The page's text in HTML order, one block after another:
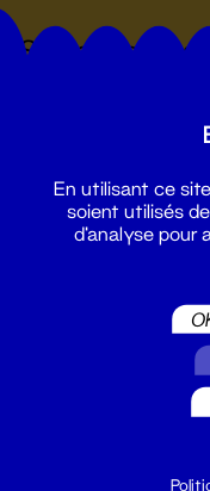
Suivez toutes
En utilisant ce
soient utilisés
d'analyse pour